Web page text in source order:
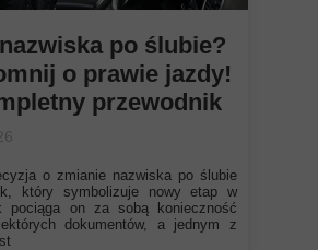
po ślubie?
o prawie jazdy!
przewodnik
o zmianie nazwiska po ślubie
który symbolizuje nowy etap w
pociąga on za sobą konieczność
dokumentów, a jednym z